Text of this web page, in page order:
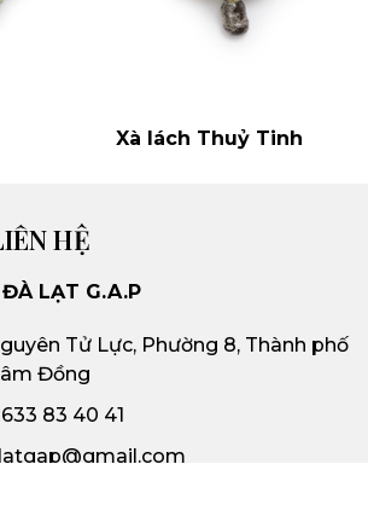
Xà lách Thuỷ Tinh
HỆ
LẠT G.A.P
Tử Lực, Phường 8, Thành phố
Đồng
83 40 41